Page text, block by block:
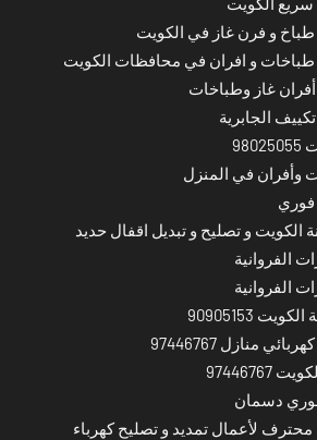
طباخ و فرن غاز في الكويت
طباخات و افران في محافظات الكويت
غاز وطباخات
الجابرية
وأفران في المنزل
الكويت و تصليح و تبديل اقفال حديد
الفروانية
الفروانية
90905153
منازل 97446767
دسمان
لأعمال تمديد و تصليح كهرباء